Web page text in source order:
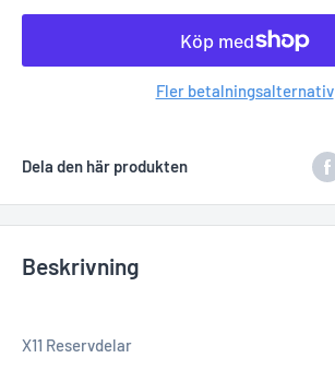
Fler betalningsalternativ
Dela den här produkten
Beskrivning
X11 Reservdelar